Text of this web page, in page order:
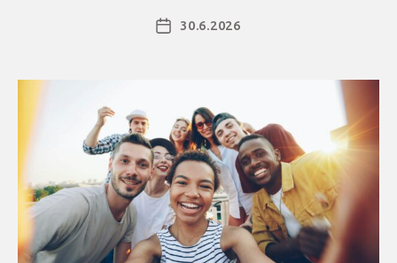
Julkaisupäivämäärä
30.6.2026